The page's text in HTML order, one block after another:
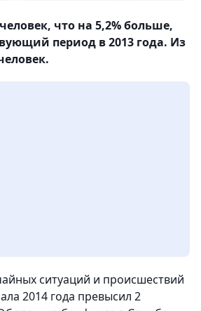
что на 5,2% больше,
период в 2013 года. Из
ситуаций и происшествий
2014 года превысил 2